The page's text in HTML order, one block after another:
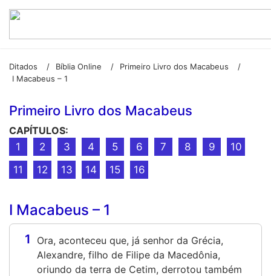
Ditados / Bíblia Online / Primeiro Livro dos Macabeus
/
I Macabeus – 1
Primeiro Livro dos Macabeus
CAPÍTULOS:
1
2 3 4 5 6 7 8 9
10
11
12 13 14 15 16
I Macabeus – 1
1
Ora, aconteceu que, já senhor da Grécia,
Alexandre, filho de Filipe da Macedônia,
oriundo da terra de Cetim, derrotou também